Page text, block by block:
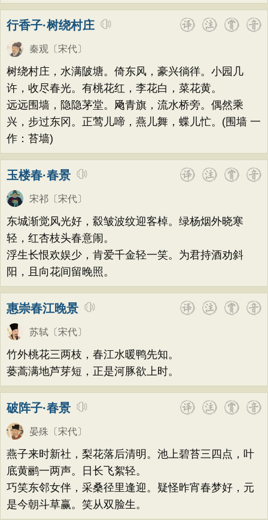
行香子·树绕村庄
秦观 〔宋代〕
树绕村庄，水满陂塘。倚东风，豪兴徜徉。小园几
许，收尽春光。有桃花红，李花白，菜花黄。
远远围墙，隐隐茅堂。飏青旗，流水桥旁。偶然乘
兴，步过东冈。正莺儿啼，燕儿舞，蝶儿忙。(围墙 一
作：苔墙)
玉楼春·春景
宋祁 〔宋代〕
东城渐觉风光好，縠皱波纹迎客棹。绿杨烟外晓寒
轻，红杏枝头春意闹。
浮生长恨欢娱少，肯爱千金轻一笑。为君持酒劝斜
阳，且向花间留晚照。
惠崇春江晚景
苏轼 〔宋代〕
竹外桃花三两枝，春江水暖鸭先知。
蒌蒿满地芦芽短，正是河豚欲上时。
破阵子·春景
晏殊 〔宋代〕
燕子来时新社，梨花落后清明。池上碧苔三四点，叶
底黄鹂一两声。日长飞絮轻。
巧笑东邻女伴，采桑径里逢迎。疑怪昨宵春梦好，元
是今朝斗草赢。笑从双脸生。